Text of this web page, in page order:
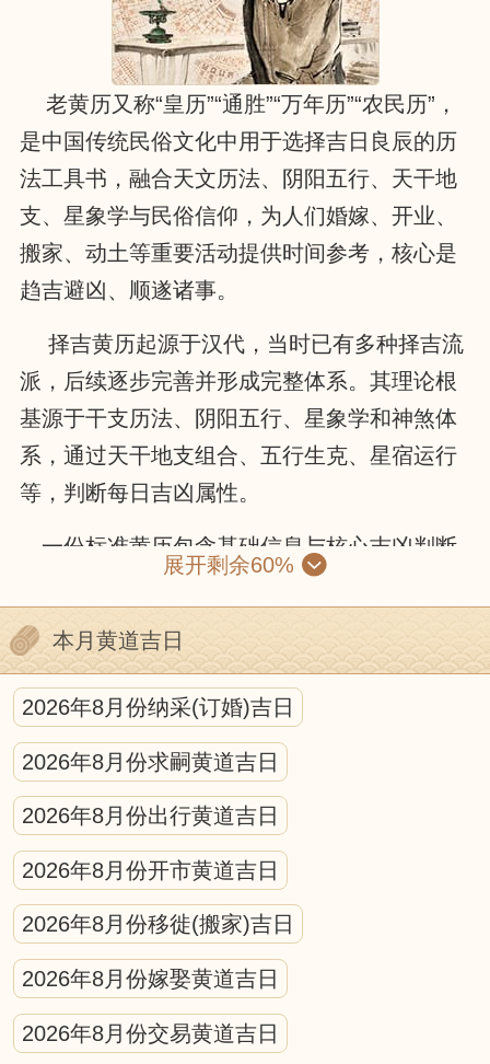
老黄历又称“皇历”“通胜”“万年历”“农民历”，
是中国传统民俗文化中用于选择吉日良辰的历
法工具书，融合天文历法、阴阳五行、天干地
支、星象学与民俗信仰，为人们婚嫁、开业、
搬家、动土等重要活动提供时间参考，核心是
趋吉避凶、顺遂诸事。
择吉黄历起源于汉代，当时已有多种择吉流
派，后续逐步完善并形成完整体系。其理论根
基源于干支历法、阴阳五行、星象学和神煞体
系，通过天干地支组合、五行生克、星宿运行
等，判断每日吉凶属性。
一份标准黄历包含基础信息与核心吉凶判断
两部分。基础信息有公历与农历对照、干支纪
年、节气节日和生肖属相；核心部分则包括黄
道黑道、十二建星、二十八星宿和冲煞信息。
黄道吉日由黄道六神值日，诸事顺遂；黑道凶
日则需谨慎。十二建星循环值日，各有适配场
景，是宜忌判断的核心。冲煞信息需避开与核
心参与人生肖、活动方位的冲突。
使用黄历需遵循“事为先、俗为纲、合己
身”原则：先明确活动性质，筛选宜办事项的日
期，避开冲煞与强凶标注，再结合现实时间、
天气等因素调整。
黄历的宜忌的标注需结合具体场景解读，不
展开剩余60%
本月黄道吉日
2026年8月份纳采(订婚)吉日
2026年8月份求嗣黄道吉日
2026年8月份出行黄道吉日
2026年8月份开市黄道吉日
2026年8月份移徙(搬家)吉日
2026年8月份嫁娶黄道吉日
2026年8月份交易黄道吉日